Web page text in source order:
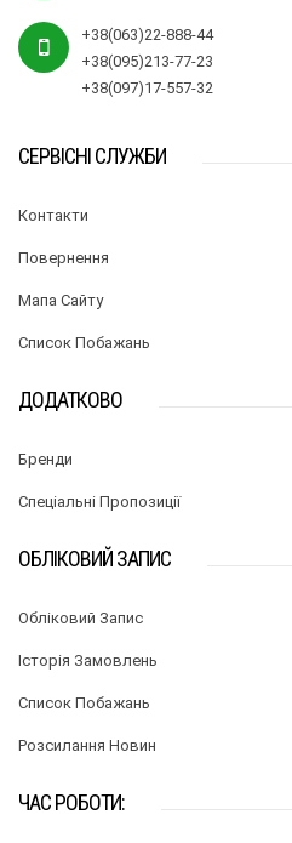
+38(063)22-888-44
+38(095)213-77-23
+38(097)17-557-32
СЕРВІСНІ СЛУЖБИ
Контакти
Повернення
Мапа Сайту
Список Побажань
ДОДАТКОВО
Бренди
Спеціальні Пропозиції
ОБЛІКОВИЙ ЗАПИС
Обліковий Запис
Історія Замовлень
Список Побажань
Розсилання Новин
ЧАС РОБОТИ: